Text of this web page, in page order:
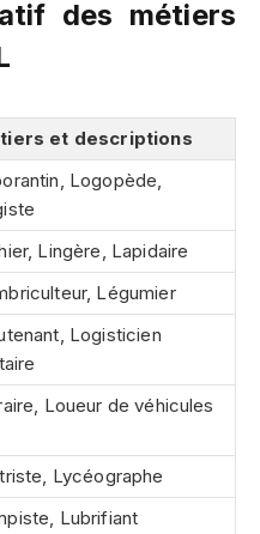
des métiers
et descriptions
Logopède,
Lingère, Lapidaire
Légumier
Logisticien
Loueur de véhicules
Lycéographe
Lubrifiant